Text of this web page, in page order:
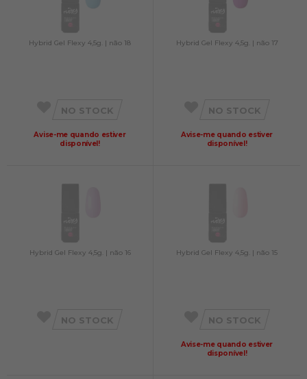
Hybrid Gel Flexy 4,5g. | não 18
NO STOCK
Avise-me quando estiver
disponível!
Hybrid Gel Flexy 4,5g. | não 17
NO STOCK
Avise-me quando estiver
disponível!
Hybrid Gel Flexy 4,5g. | não 16
NO STOCK
Hybrid Gel Flexy 4,5g. | não 15
NO STOCK
Avise-me quando estiver
disponível!